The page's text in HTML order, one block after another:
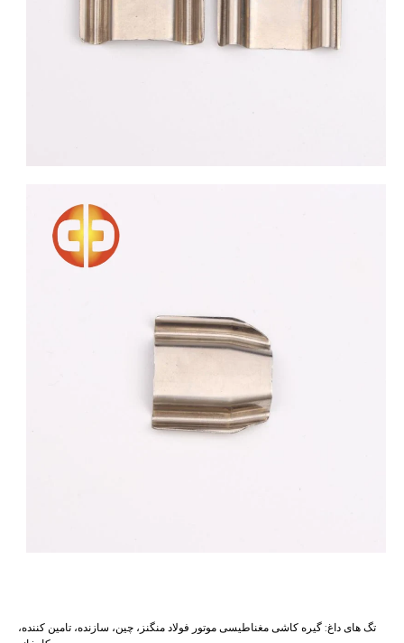
تگ های داغ: گیره کاشی مغناطیسی موتور فولاد منگنز، چین، سازنده، تامین کننده،